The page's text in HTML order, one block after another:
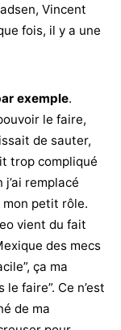
Vincent
fois, il y a une
exemple.
le faire,
de sauter,
trop compliqué
remplacé
mon petit rôle.
vient du fait
des mecs
ça ma
faire”. Ce n’est
de ma